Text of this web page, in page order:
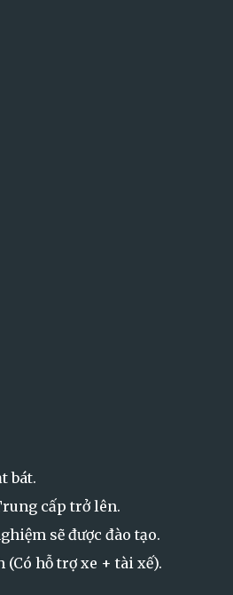
bát.
cấp trở lên.
sẽ được đào tạo.
hỗ trợ xe + tài xế).